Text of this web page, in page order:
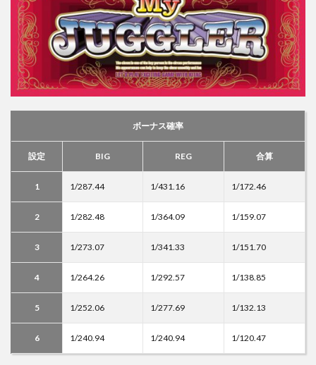
ボーナス確率
設定 BIG REG 合算
1 1/287.44 1/431.16 1/172.46
2 1/282.48 1/364.09 1/159.07
3 1/273.07 1/341.33 1/151.70
4 1/264.26 1/292.57 1/138.85
5 1/252.06 1/277.69 1/132.13
6 1/240.94 1/240.94 1/120.47